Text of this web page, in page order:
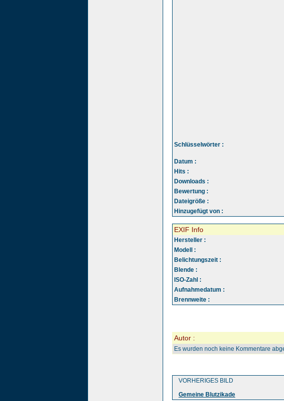
Schlüsselwörter :
Datum :
Hits :
Downloads :
Bewertung :
Dateigröße :
Hinzugefügt von :
EXIF Info
Hersteller :
Modell :
Belichtungszeit :
Blende :
ISO-Zahl :
Aufnahmedatum :
Brennweite :
Autor :
Es wurden noch keine Kommentare
VORHERIGES BILD
Gemeine Blutzikade